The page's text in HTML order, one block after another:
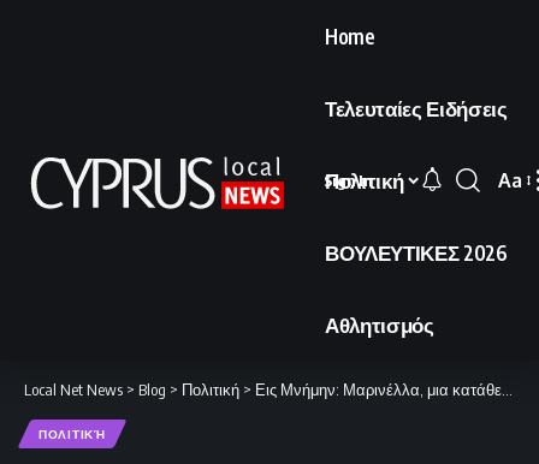
Home
Τελευταίες Ειδήσεις
Πολιτική
ΒΟΥΛΕΥΤΙΚΕΣ 2026
Αθλητισμός
Sign In
Font
Aa
Local Net News > Blog > Πολιτική > Εις Μνήμην: Μαρινέλλα, μια κατάθεση ψυχής
ΠΟΛΙΤΙΚΉ